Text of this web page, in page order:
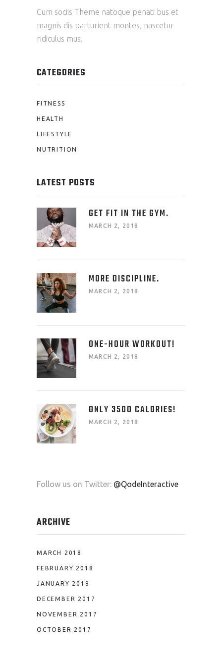
Cum sociis Theme natoque penati bus et
magnis dis parturient montes, nascetur
ridiculus mus.
CATEGORIES
FITNESS
HEALTH
LIFESTYLE
NUTRITION
LATEST POSTS
GET FIT IN THE GYM.
MARCH 2, 2018
MORE DISCIPLINE.
MARCH 2, 2018
ONE-HOUR WORKOUT!
MARCH 2, 2018
ONLY 3500 CALORIES!
MARCH 2, 2018
Follow us on Twitter: @QodeInteractive
ARCHIVE
MARCH 2018
FEBRUARY 2018
JANUARY 2018
DECEMBER 2017
NOVEMBER 2017
OCTOBER 2017